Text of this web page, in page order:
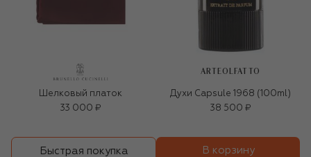
Шелковый платок
33 000 ₽
ARTEOLFATTO
Духи Capsule 1968 (100ml)
38 500 ₽
Быстрая покупка В корзину